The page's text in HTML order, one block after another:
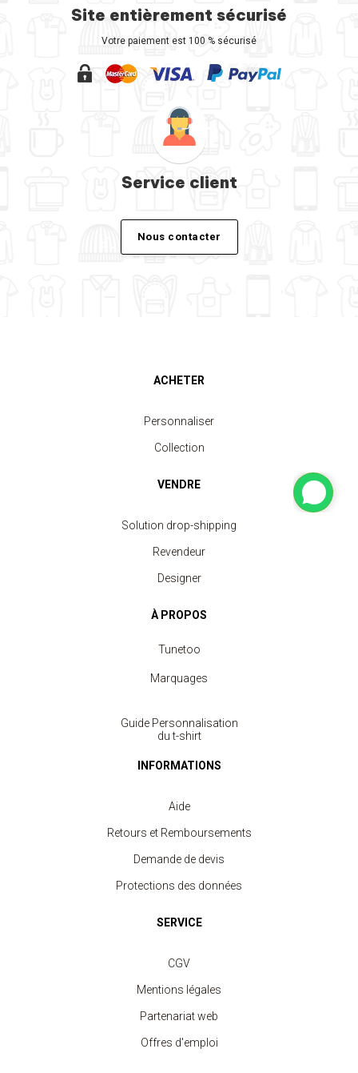
Site entièrement sécurisé
Votre paiement est 100 % sécurisé
Service client
Nous contacter
ACHETER
Personnaliser
Collection
VENDRE
Solution drop-shipping
Revendeur
Designer
À PROPOS
Tunetoo
Marquages
Guide Personnalisation
du t-shirt
INFORMATIONS
Aide
Retours et Remboursements
Demande de devis
Protections des données
SERVICE
CGV
Mentions légales
Partenariat web
Offres d'emploi